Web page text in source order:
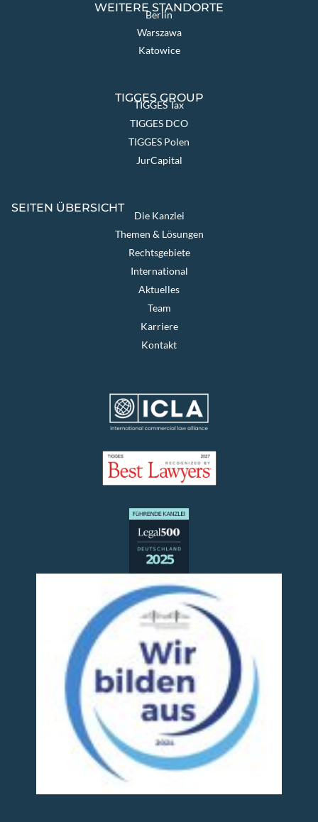
WEITERE STANDORTE
Berlin
Warszawa
Katowice
TIGGES GROUP
TIGGES Tax
TIGGES DCO
TIGGES Polen
JurCapital
SEITEN ÜBERSICHT
Die Kanzlei
Themen & Lösungen
Rechtsgebiete
International
Aktuelles
Team
Karriere
Kontakt